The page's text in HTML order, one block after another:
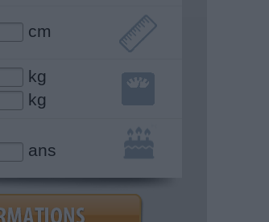
cm
kg
kg
ans